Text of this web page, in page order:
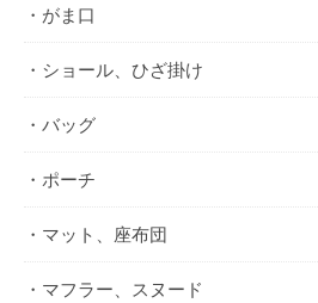
・がま口
・ショール、ひざ掛け
・バッグ
・ポーチ
・マット、座布団
・マフラー、スヌード